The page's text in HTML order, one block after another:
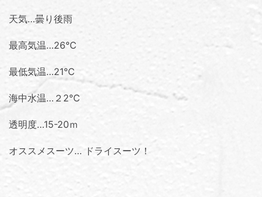
天気…曇り後雨
最高気温…26℃
最低気温…21℃
海中水温…２2℃
透明度…15-20ｍ
オススメスーツ… ドライスーツ！